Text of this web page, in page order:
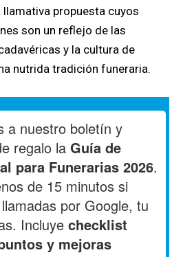
llamativa propuesta cuyos
son un reflejo de las
y la cultura de
nutrida tradición funeraria.